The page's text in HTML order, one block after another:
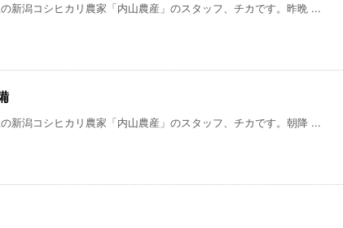
新潟コシヒカリ農家「内山農産」のスタッフ、チカです。昨晩 ...
新潟コシヒカリ農家「内山農産」のスタッフ、チカです。朝降 ...